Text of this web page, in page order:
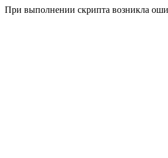
При выполнении скрипта возникла